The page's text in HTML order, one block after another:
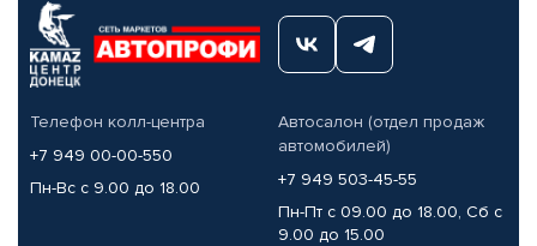
Телефон колл-центра
+7 949 00-00-550
Пн-Вс с 9.00 до 18.00
Автосалон (отдел продаж
автомобилей)
+7 949 503-45-55
Пн-Пт с 09.00 до 18.00, Сб с
9.00 до 15.00